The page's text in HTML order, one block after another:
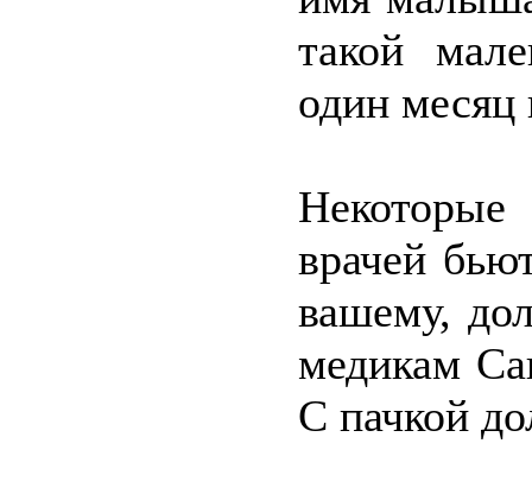
такой
один месяц
врачей
вашему,
медикам
С пачкой